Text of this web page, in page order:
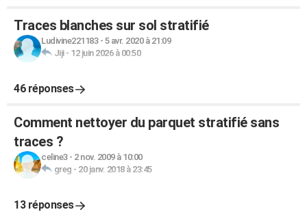
Traces blanches sur sol stratifié
Ludivine221183- 5 avr. 2020 à 21:09
Jiji- 12 juin 2026 à 00:50
46 réponses
Comment nettoyer du parquet stratifié sans
traces ?
celine3- 2 nov. 2009 à 10:00
greg - 20 janv. 2018 à 23:45
13 réponses